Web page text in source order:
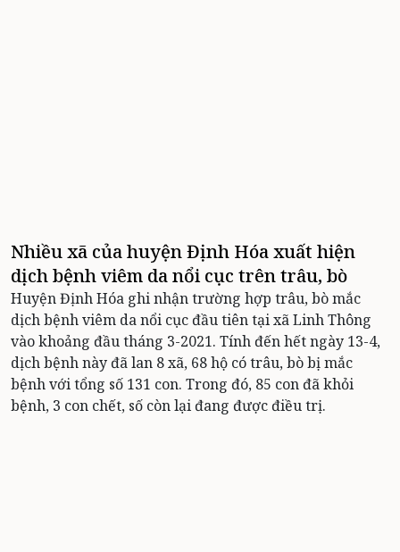
Nhiều xã của huyện Định Hóa xuất hiện
dịch bệnh viêm da nổi cục trên trâu, bò
Huyện Định Hóa ghi nhận trường hợp trâu, bò mắc
dịch bệnh viêm da nổi cục đầu tiên tại xã Linh Thông
vào khoảng đầu tháng 3-2021. Tính đến hết ngày 13-4,
dịch bệnh này đã lan 8 xã, 68 hộ có trâu, bò bị mắc
bệnh với tổng số 131 con. Trong đó, 85 con đã khỏi
bệnh, 3 con chết, số còn lại đang được điều trị.